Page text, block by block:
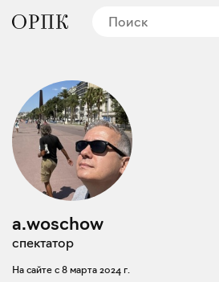
a.woschow
спектатор
На сайте с 8 марта 2024 г.